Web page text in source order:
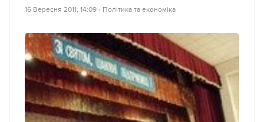
16 Вересня 2011, 14:09 ‐ Політика та економіка